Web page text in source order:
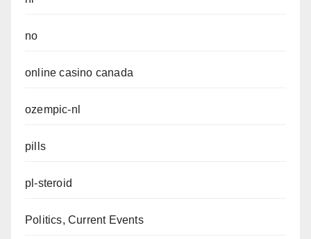
no
online casino canada
ozempic-nl
pills
pl-steroid
Politics, Current Events